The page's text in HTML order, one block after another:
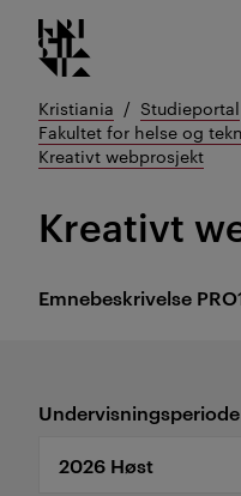
Gå
til
innhold
Kristiania logo
Kristiania
Studieportal
Fakultet for helse og
Kreativt webprosjekt
Emnebeskrivelse
Kreativt
Undervisningsperiode